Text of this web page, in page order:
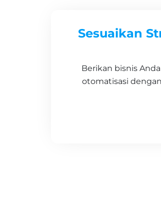
Sesuaikan
Berikan bisnis
otomatisasi